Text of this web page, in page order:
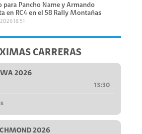
para Pancho Name y Armando
en RC4 en el 58 Rally Montañas
18:51
CARRERAS
2026
13:30
2026